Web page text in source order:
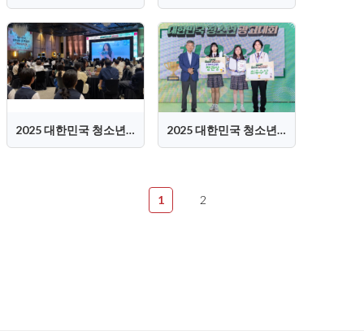
2025 대한민국 청소년 광고대회 시상식 현장 2025 대한민국 청소년 광고대회 시상식 최우수상
1 2